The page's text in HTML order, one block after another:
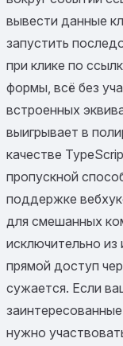
вывести данные
запустить
при клике по
формы, всё без
встроенных
выигрывает в
качестве
пропускной
поддержке
для смешанных
исключительно
прямой доступ
сужается. Если
нужно